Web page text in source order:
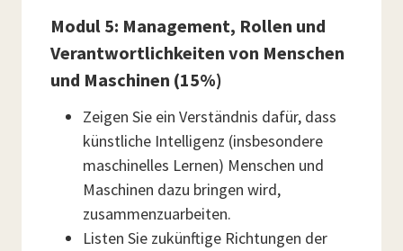
Modul 5: Management, Rollen und
Verantwortlichkeiten von Menschen
und Maschinen (15%)
Zeigen Sie ein Verständnis dafür, dass
künstliche Intelligenz (insbesondere
maschinelles Lernen) Menschen und
Maschinen dazu bringen wird,
zusammenzuarbeiten.
Listen Sie zukünftige Richtungen der